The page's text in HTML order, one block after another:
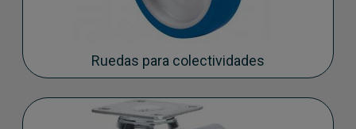
Ruedas para colectividades